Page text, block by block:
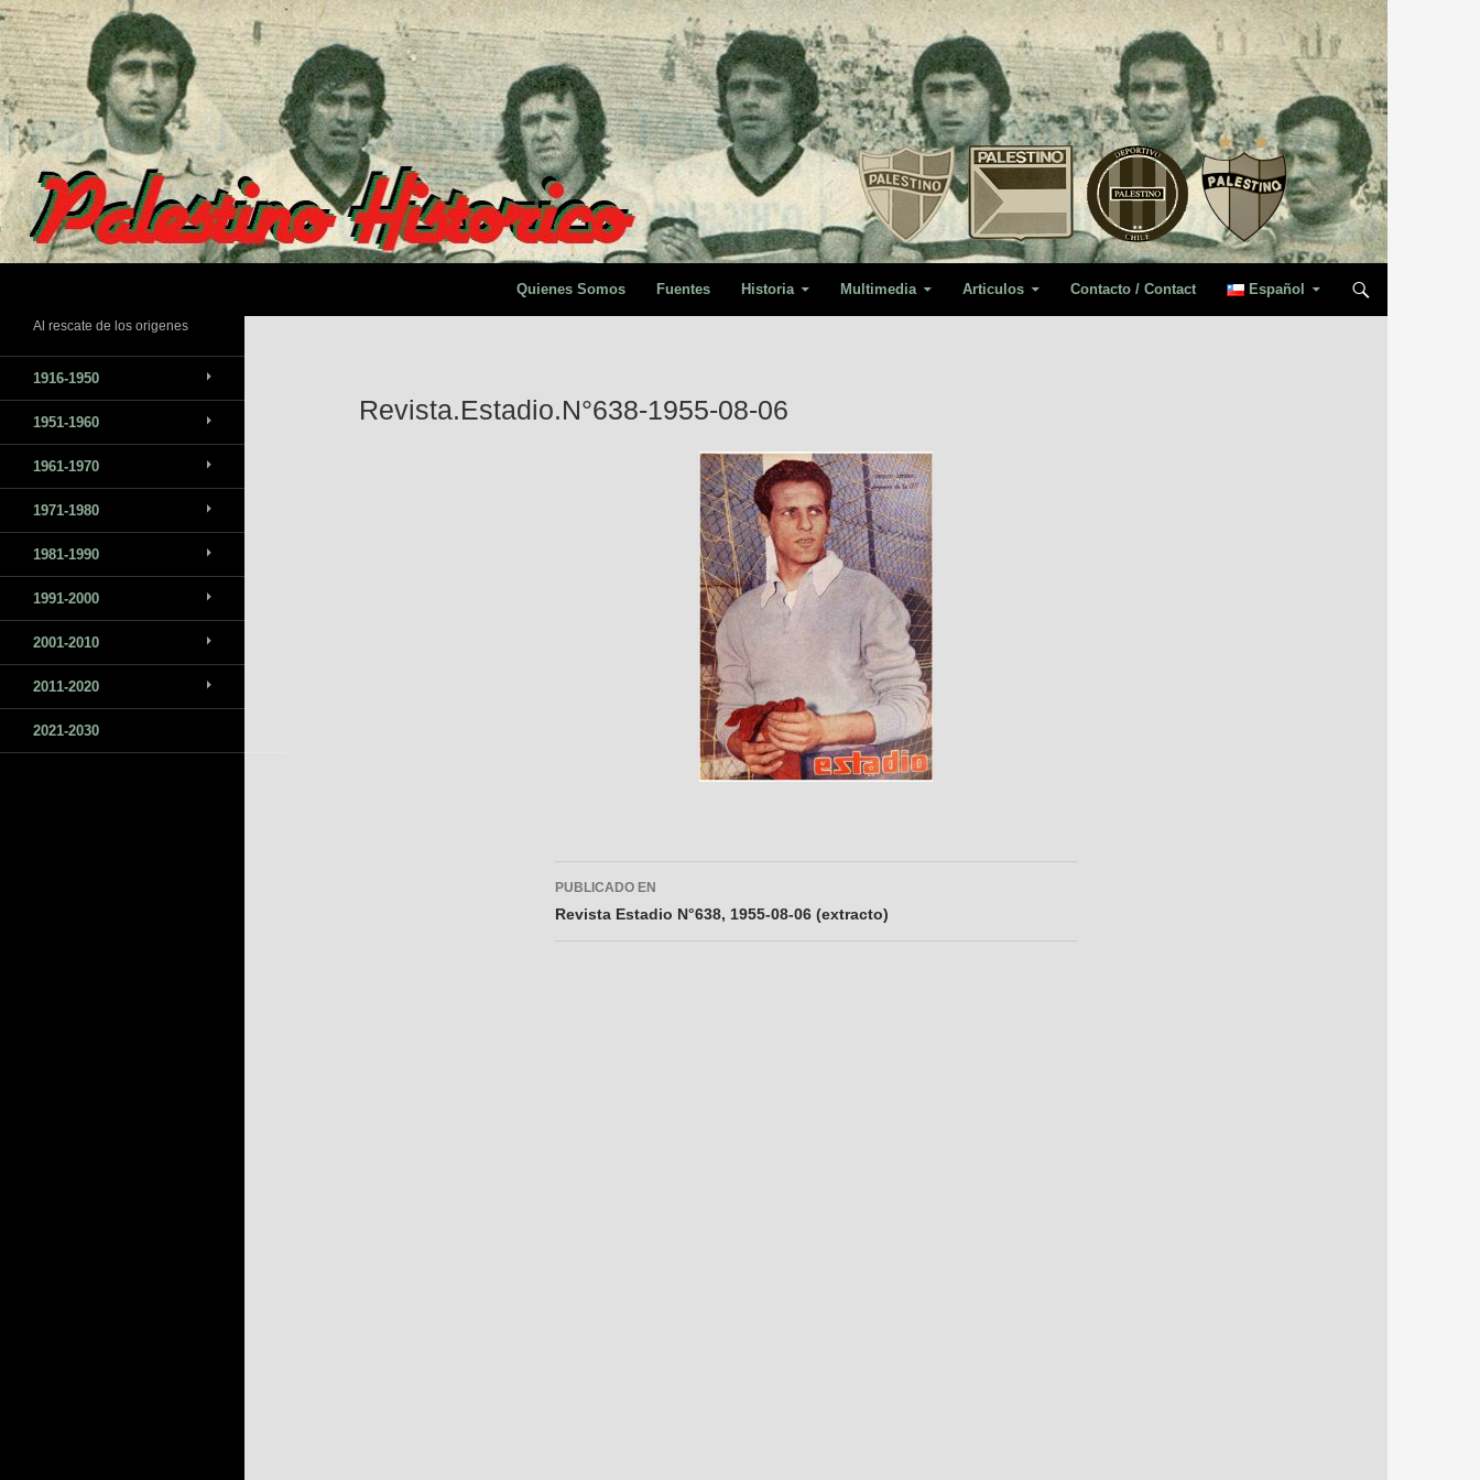
Saltar
al
contenido
Quienes Somos Fuentes Historia Multimedia Articulos Contacto / Contact Español
Revista.Estadio.N°638-1955-08-06
Navegador
de
PUBLICADO EN
Revista Estadio N°638, 1955-08-06 (extracto)
Al rescate de los origenes
1916-1950
1951-1960
1961-1970
1971-1980
1981-1990
1991-2000
2001-2010
2011-2020
2021-2030